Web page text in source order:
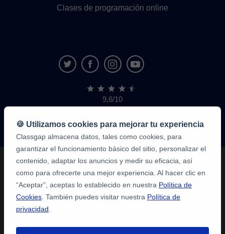
Clases de programación online
9,6/10
1.339.284
de
alumnos
🍪 Utilizamos cookies para mejorar tu experiencia
Classgap almacena datos, tales como cookies, para
garantizar el funcionamiento básico del sitio, personalizar el
contenido, adaptar los anuncios y medir su eficacia, así
como para ofrecerte una mejor experiencia. Al hacer clic en
“Aceptar”, aceptas lo establecido en nuestra Política de
Cookies . También puedes visitar nuestra Política de
privacidad